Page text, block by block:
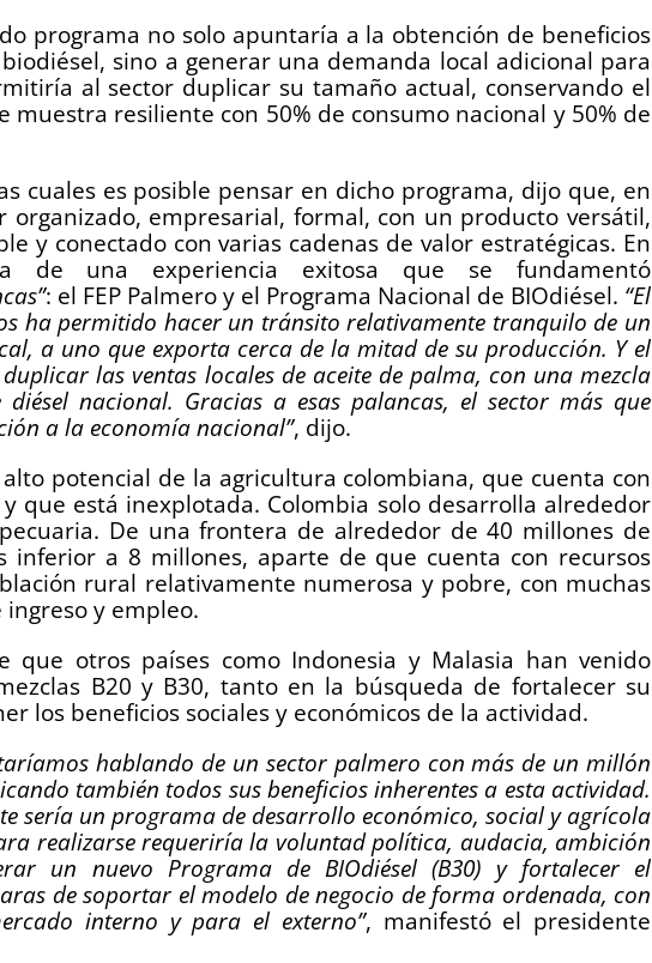
programa no solo apuntaría a la obtención de beneficios
sino a generar una demanda local adicional para
al sector duplicar su tamaño actual, conservando el
muestra resiliente con 50% de consumo nacional y 50% de
cuales es posible pensar en dicho programa, dijo que, en
empresarial, formal, con un producto versátil,
y conectado con varias cadenas de valor estratégicas. En
de una experiencia exitosa que se fundamentó
: el FEP Palmero y el Programa Nacional de BIOdiésel. “El
ha permitido hacer un tránsito relativamente tranquilo de un
a uno que exporta cerca de la mitad de su producción. Y el
las ventas locales de aceite de palma, con una mezcla
diésel nacional. Gracias a esas palancas, el sector más que
a la economía nacional”, dijo.
potencial de la agricultura colombiana, que cuenta con
que está inexplotada. Colombia solo desarrolla alrededor
De una frontera de alrededor de 40 millones de
inferior a 8 millones, aparte de que cuenta con recursos
rural relativamente numerosa y pobre, con muchas
y empleo.
que otros países como Indonesia y Malasia han venido
B20 y B30, tanto en la búsqueda de fortalecer su
los beneficios sociales y económicos de la actividad.
hablando de un sector palmero con más de un millón
también todos sus beneficios inherentes a esta actividad.
sería un programa de desarrollo económico, social y agrícola
realizarse requeriría la voluntad política, audacia, ambición
un nuevo Programa de BIOdiésel (B30) y fortalecer el
de soportar el modelo de negocio de forma ordenada, con
interno y para el externo”, manifestó el presidente